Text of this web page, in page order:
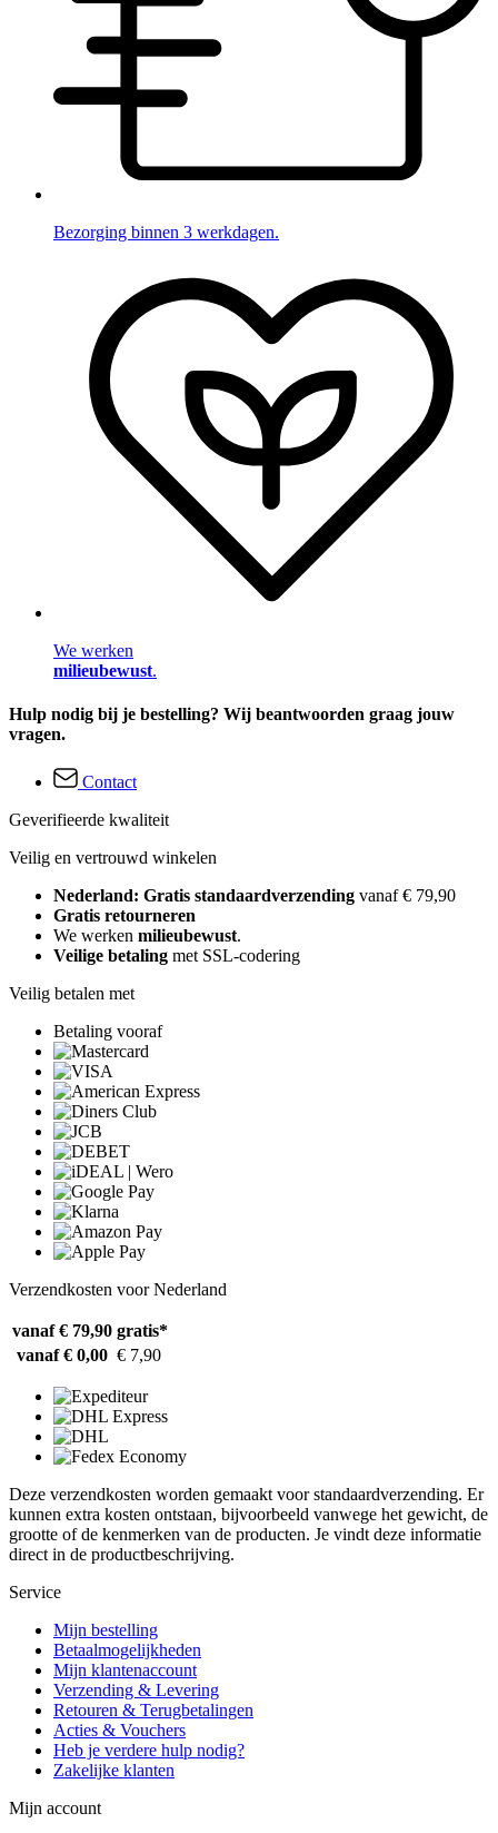
Bezorging binnen 3 werkdagen.
We werken
milieubewust.
Hulp nodig bij je bestelling? Wij beantwoorden graag jouw
vragen.
Contact
Geverifieerde kwaliteit
Veilig en vertrouwd winkelen
Nederland: Gratis standaardverzending vanaf € 79,90
Gratis retourneren
We werken milieubewust.
Veilige betaling met SSL-codering
Veilig betalen met
Betaling vooraf
Verzendkosten voor Nederland
vanaf € 79,90 gratis*
vanaf € 0,00 € 7,90
Deze verzendkosten worden gemaakt voor standaardverzending. Er
kunnen extra kosten ontstaan, bijvoorbeeld vanwege het gewicht, de
grootte of de kenmerken van de producten. Je vindt deze informatie
direct in de productbeschrijving.
Service
Mijn bestelling
Betaalmogelijkheden
Mijn klantenaccount
Verzending & Levering
Retouren & Terugbetalingen
Acties & Vouchers
Heb je verdere hulp nodig?
Zakelijke klanten
Mijn account